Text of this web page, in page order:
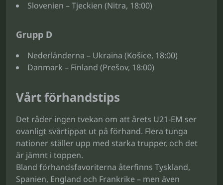
Slovenien – Tjeckien (Nitra, 18:00)
Grupp D
Nederländerna – Ukraina (Košice, 18:00)
Danmark – Finland (Prešov, 18:00)
Vårt förhandstips
Det råder ingen tvekan om att årets U21-EM ser
ovanligt svårtippat ut på förhand. Flera tunga
nationer ställer upp med starka trupper, och det
är jämnt i toppen.
Bland förhandsfavoriterna återfinns Tyskland,
Spanien, England och Frankrike – men även